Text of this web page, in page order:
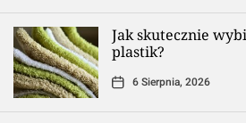
Jak skutecznie
plastik?
6 Sierpnia, 2026